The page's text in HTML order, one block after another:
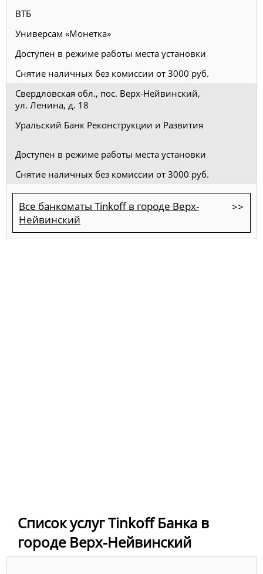
ВТБ
Универсам «Монетка»
Доступен в режиме работы места установки
Снятие наличных без комиссии от 3000 руб.
Свердловская обл., пос. Верх-Нейвинский,
ул. Ленина, д. 18
Уральский Банк Реконструкции и Развития
Доступен в режиме работы места установки
Снятие наличных без комиссии от 3000 руб.
Все банкоматы Tinkoff в городе Верх-
Нейвинский
Список услуг Tinkoff Банка в
городе Верх-Нейвинский